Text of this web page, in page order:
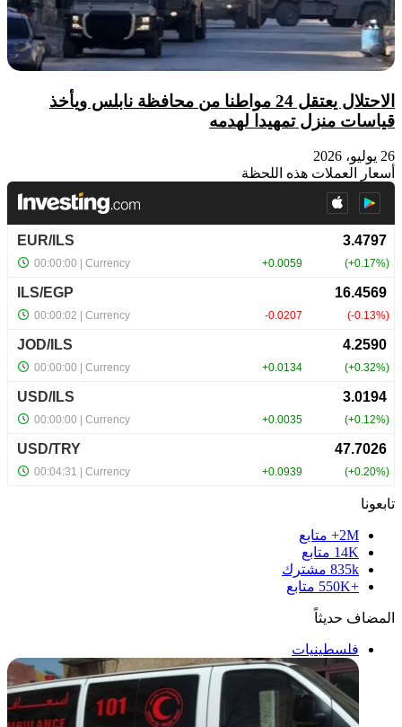
الاحتلال يعتقل 24 مواطنا من محافظة نابلس ويأخذ
قياسات منزل تمهيدا لهدمه
26 يوليو، 2026
أسعار العملات هذه اللحظة
تابعونا
2M+
متابع
14K متابع
835k مشترك
+550K
متابع
المضاف حديثاً
فلسطينيات